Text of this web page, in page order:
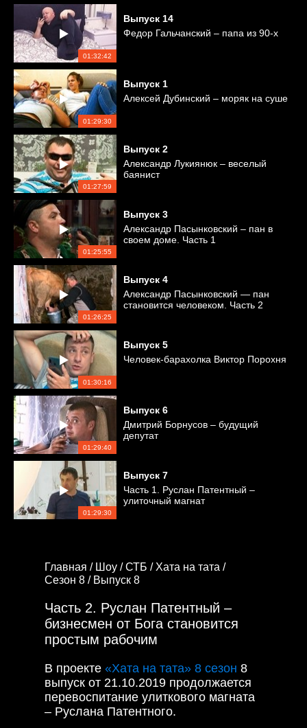
01:32:42
Выпуск 14
Федор Гальчанский – папа из 90-х
01:29:30
Выпуск 1
Алексей Дубинский – моряк на суше
01:27:59
Выпуск 2
Александр Лукиянюк – веселый
баянист
01:25:55
Выпуск 3
Александр Пасынковский – пан в
своем доме. Часть 1
01:26:25
Выпуск 4
Александр Пасынковский — пан
становится человеком. Часть 2
01:30:16
Выпуск 5
Человек-барахолка Виктор Порохня
01:29:40
Выпуск 6
Дмитрий Борнусов – будущий
депутат
01:29:30
Выпуск 7
Часть 1. Руслан Патентный –
улиточный магнат
Главная / Шоу /СТБ / Хата на тата /
Сезон 8 / Выпуск 8
Часть 2. Руслан Патентный –
бизнесмен от Бога становится
простым рабочим
В проекте «Хата на тата» 8 сезон 8
выпуск от 21.10.2019 продолжается
перевоспитание улиткового магната
– Руслана Патентного.